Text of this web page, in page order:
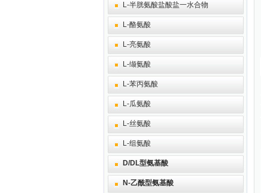
L-半胱氨酸盐酸盐一水合物
L-酪氨酸
L-亮氨酸
L-缬氨酸
L-苯丙氨酸
L-瓜氨酸
L-丝氨酸
L-组氨酸
D/DL型氨基酸
N-乙酰型氨基酸